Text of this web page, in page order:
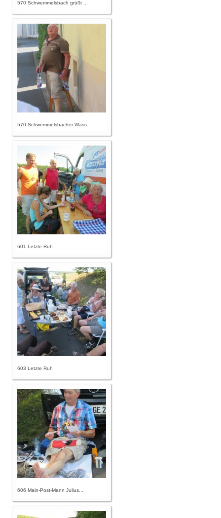
570 Schwemmelsbach grüßt ...
570 Schwemmelsbacher Wass...
601 Letzte Ruh
603 Letzte Ruh
606 Main-Post-Mann Julius...